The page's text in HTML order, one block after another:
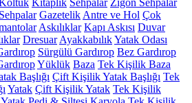
Kitaplık Sehpalar Zigon Sehpalar
Gazetelik Antre ve Hol Çok
Askılıklar Kapı Askısı Duvar
Dresuar AyakkabılıkYatak Odası
Sürgülü Gardırop Bez Gardırop
Yüklük Baza Tek Kişilik Baza
Başlığı Çift Kişilik Yatak Başlığı Tek
Yatak Çift Kişilik Yatak Tek Kişilik